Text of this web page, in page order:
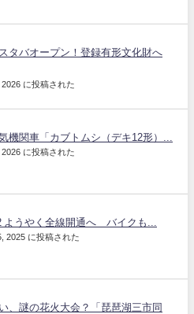
タバオープン！登録有形文化財へ
に投稿された
機関車「カブトムシ（デキ12形）...
に投稿された
ようやく全線開通へ バイクも...
2025 に投稿された
、謎の花火大会？「琵琶湖三市同